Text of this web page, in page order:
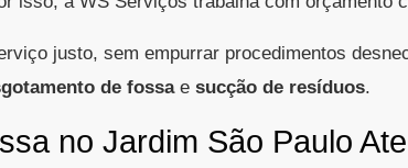
justo, sem empurrar procedimentos
de fossae sucção de resíduos.
no Jardim São Paulo